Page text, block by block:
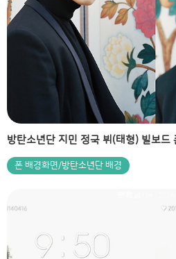
방탄소년단 지민 정국 뷔(태형) 빌보
폰 배경화면/방탄소년단 배경